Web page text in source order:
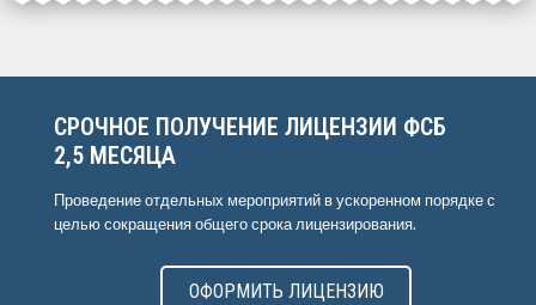
СРОЧНОЕ ПОЛУЧЕНИЕ ЛИЦЕНЗИИ ФСБ
2,5 МЕСЯЦА
Проведение отдельных мероприятий в ускоренном порядке с
целью сокращения общего срока лицензирования.
ОФОРМИТЬ ЛИЦЕНЗИЮ